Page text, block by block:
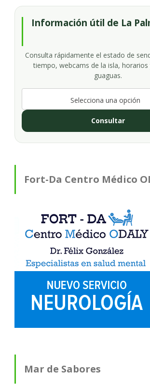
Información útil de La
Consulta rápidamente el estado de
tiempo, webcams de la isla, horarios
guaguas.
Selecciona una opción
Consultar
Fort-Da Centro Médico
Mar de Sabores